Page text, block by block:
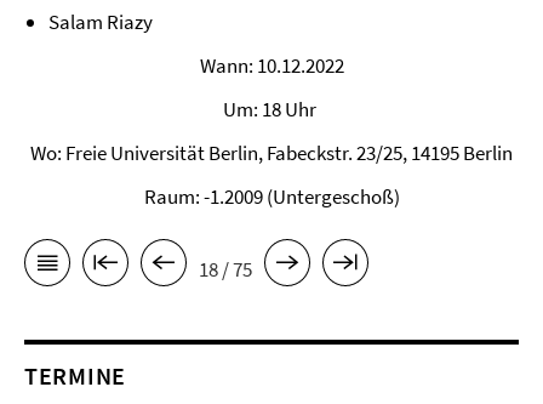
Salam Riazy
Wann: 10.12.2022
Um: 18 Uhr
Wo: Freie Universität Berlin, Fabeckstr. 23/25, 14195 Berlin
Raum: -1.2009 (Untergeschoß)
18 / 75
TERMINE